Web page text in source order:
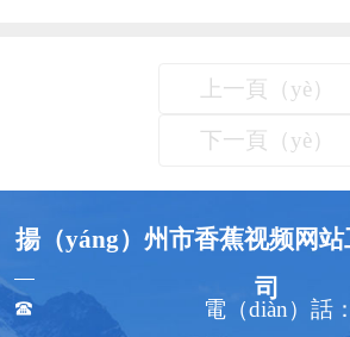
上一頁（yè）
下一頁（yè）
揚（yáng）州市香蕉视频网
司
 電（diàn）話：